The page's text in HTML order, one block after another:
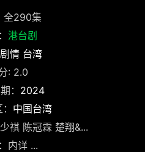
全290集
港台剧
剧情 台湾
: 2.0
： 2024
中国台湾
祺 陈冠霖 楚翔&...
内详 ...